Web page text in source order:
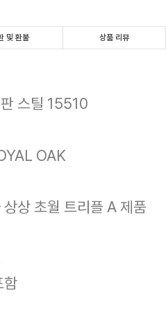
및 환불 상품 리뷰
스틸 15510
OAK
상 초월 트리플 A 제품
함